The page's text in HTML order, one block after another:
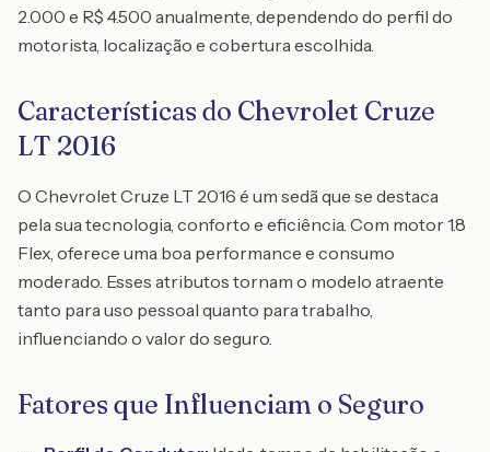
2.000 e R$ 4.500 anualmente, dependendo do perfil do
motorista, localização e cobertura escolhida.
Características do Chevrolet Cruze
LT 2016
O Chevrolet Cruze LT 2016 é um sedã que se destaca
pela sua tecnologia, conforto e eficiência. Com motor 1.8
Flex, oferece uma boa performance e consumo
moderado. Esses atributos tornam o modelo atraente
tanto para uso pessoal quanto para trabalho,
influenciando o valor do seguro.
Fatores que Influenciam o Seguro